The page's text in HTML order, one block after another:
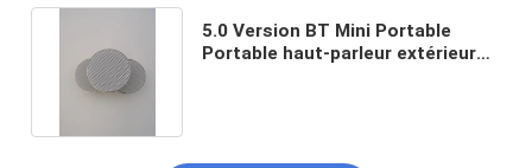
5.0 Version BT Mini Portable
Portable haut-parleur extérieur